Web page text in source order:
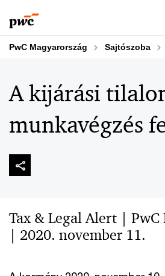
to
content
to
footer
PwC Magyarország Sajtószoba
A kijárási
munkavégzés
Tax & Legal Alert | PwC
| 2020. november 11.